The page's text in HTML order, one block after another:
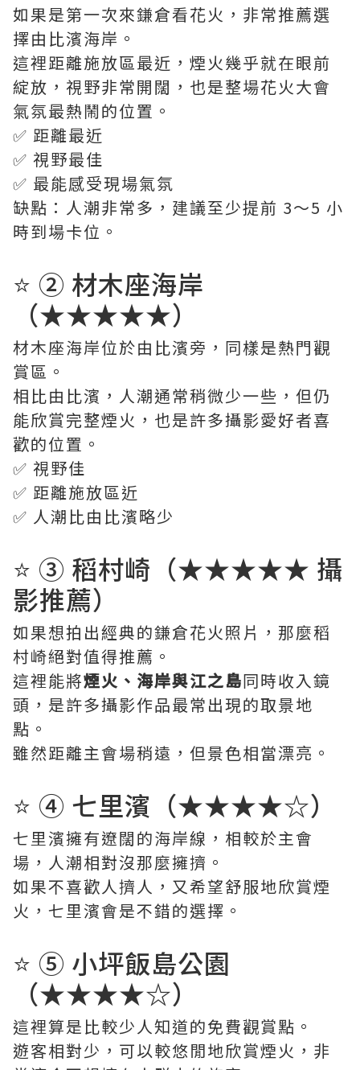
如果是第一次來鎌倉看花火，非常推薦選
擇由比濱海岸。
這裡距離施放區最近，煙火幾乎就在眼前
綻放，視野非常開闊，也是整場花火大會
氣氛最熱鬧的位置。
✅ 距離最近
✅ 視野最佳
✅ 最能感受現場氣氛
缺點：人潮非常多，建議至少提前 3～5 小
時到場卡位。
⭐ ② 材木座海岸
（★★★★★）
材木座海岸位於由比濱旁，同樣是熱門觀
賞區。
相比由比濱，人潮通常稍微少一些，但仍
能欣賞完整煙火，也是許多攝影愛好者喜
歡的位置。
✅ 視野佳
✅ 距離施放區近
✅ 人潮比由比濱略少
⭐ ③ 稻村崎（★★★★★ 攝
影推薦）
如果想拍出經典的鎌倉花火照片，那麼稻
村崎絕對值得推薦。
這裡能將煙火、海岸與江之島同時收入鏡
頭，是許多攝影作品最常出現的取景地
點。
雖然距離主會場稍遠，但景色相當漂亮。
⭐ ④ 七里濱（★★★★☆）
七里濱擁有遼闊的海岸線，相較於主會
場，人潮相對沒那麼擁擠。
如果不喜歡人擠人，又希望舒服地欣賞煙
火，七里濱會是不錯的選擇。
⭐ ⑤ 小坪飯島公園
（★★★★☆）
這裡算是比較少人知道的免費觀賞點。
遊客相對少，可以較悠閒地欣賞煙火，非